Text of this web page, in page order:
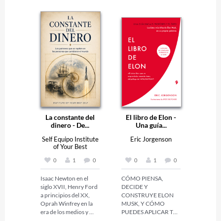
La constante del
dinero - De...
Self Equipo Institute
of Your Best
0 1 0
Isaac Newton en el
siglo XVII, Henry Ford
a principios del XX,
Oprah Winfrey en la
era de los medios y
El libro de Elon -
Una guía...
Eric Jorgenson
0 1 0
CÓMO PIENSA,
DECIDE Y
CONSTRUYE ELON
MUSK, Y CÓMO
PUEDES APLICAR TÚ